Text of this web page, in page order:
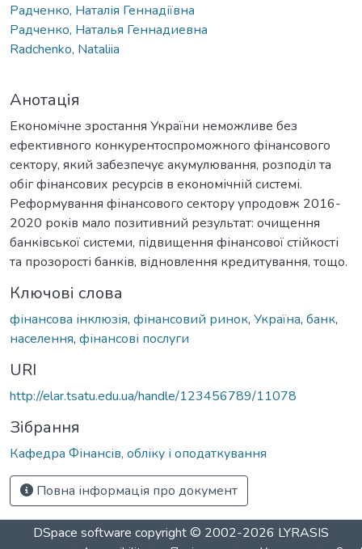
Радченко, Наталія Геннадіївна
Радченко, Наталья Геннадиевна
Radchenko, Nataliia
Анотація
Економічне зростання України неможливе без
ефективного конкурентоспроможного фінансового
сектору, який забезпечує акумулювання, розподіл та
обіг фінансових ресурсів в економічній системі.
Реформування фінансового сектору упродовж 2016-
2020 років мало позитивний результат: очищення
банківської системи, підвищення фінансової стійкості
та прозорості банків, відновлення кредитування, тощо.
Ключові слова
фінансова інклюзія, фінансовий ринок, Україна, банк,
населення, фінансові послуги
URI
http://elar.tsatu.edu.ua/handle/123456789/11078
Зібрання
Кафедра Фінансів, обліку і оподаткування
Повна інформація про документ
DSpace software copyright © 2002-2026 LYRASIS